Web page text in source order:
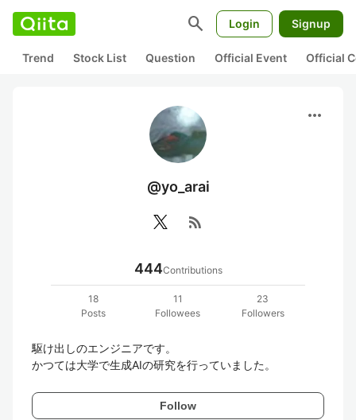
search Login Signup
Trend Stock List Question Official Event Official
more_horiz
@yo_arai
rss_feed
444Contributions
18
Posts
11
Followees
23
Followers
駆け出しのエンジニアです。
かつては大学で生成AIの研究を行っていました。
Follow